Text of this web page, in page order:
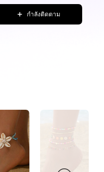
กำลังติดตาม